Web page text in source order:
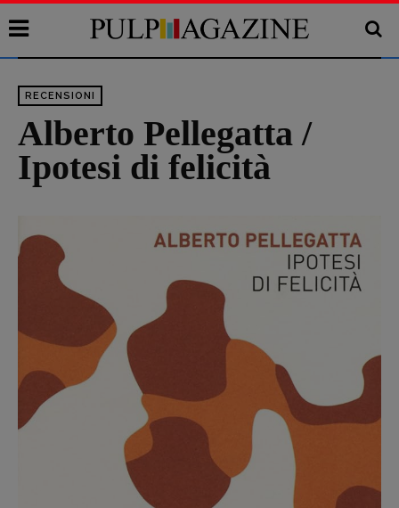
Recensioni
RECENSIONI
Alberto Pellegatta /
Ipotesi di felicità